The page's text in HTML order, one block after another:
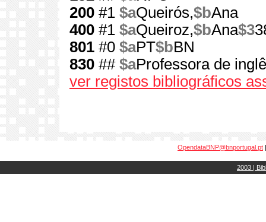
200 #1 $aQueirós,$bAna
400 #1 $aQueiroz,$bAna$3
801 #0 $aPT$bBN
830 ## $aProfessora de
ver registos bibliográficos
OpendataBNP@bnportugal.pt
2003 |